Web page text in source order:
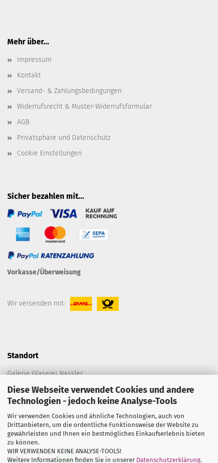
Diese Webseite verwendet Cookies und andere
Technologien - jedoch keine Analyse-Tools
Wir verwenden Cookies und ähnliche Technologien, auch von
Drittanbietern, um die ordentliche Funktionsweise der Website zu
gewährleisten und Ihnen ein bestmögliches Einkaufserlebnis bieten
zu können.
WIR VERWENDEN KEINE ANALYSE-TOOLS!
Weitere Informationen finden Sie in unserer Datenschutzerklärung.
Mehr über...
Impressum
Kontakt
Versand- & Zahlungsbedingungen
Widerrufsrecht & Muster-Widerrufsformular
AGB
Privatsphäre und Datenschutz
Cookie Einstellungen
Sicher bezahlen mit...
Vorkasse/Überweisung
Wir versenden mit:
Standort
Galerie Glaserei Nassler
Spitalplatz C 198
86633 Neuburg an der Donau
E-Mail:die@galerie-glaserei-nassler.de
Folgen Sie uns...